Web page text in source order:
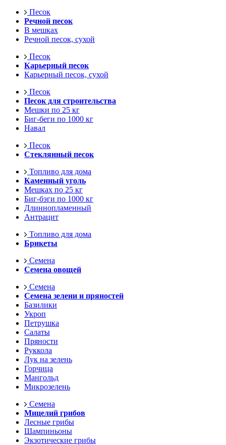
Песок
Речной песок
В мешках
Речной песок, сухой
Песок
Карьерный песок
Карьерный песок, сухой
Песок
Песок для строительства
Мешки по 25 кг
Биг-беги по 1000 кг
Навал
Песок
Стеклянный песок
Топливо для дома
Каменный уголь
Мешках по 25 кг
Биг-бэги по 1000 кг
Длиннопламенный
Антрацит
Топливо для дома
Брикеты
Семена
Семена овощей
Семена
Семена зелени и пряностей
Базилики
Укроп
Петрушка
Салаты
Пряности
Руккола
Лук на зелень
Горчица
Мангольд
Микрозелень
Семена
Мицелий грибов
Лесные грибы
Шампиньоны
Экзотические грибы